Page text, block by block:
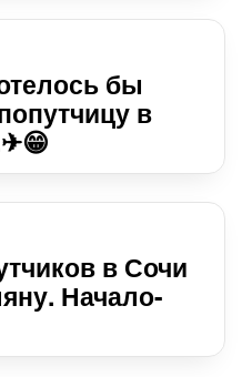
бы
в
в Сочи
Начало-